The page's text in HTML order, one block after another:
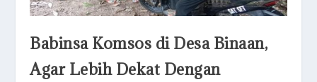
Babinsa Komsos di Desa Binaan,
Agar Lebih Dekat Dengan